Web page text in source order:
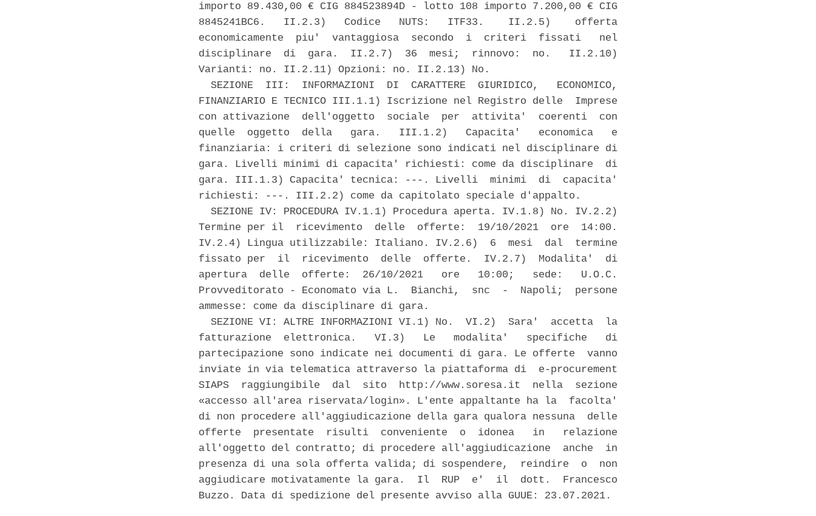
importo 89.430,00 € CIG 884523894D - lotto 108 importo 7.200,00 € CIG
8845241BC6.   II.2.3)   Codice   NUTS:   ITF33.    II.2.5)    offerta
economicamente  piu'  vantaggiosa  secondo  i  criteri  fissati   nel
disciplinare  di  gara.  II.2.7)  36  mesi;  rinnovo:  no.   II.2.10)
Varianti: no. II.2.11) Opzioni: no. II.2.13) No.
  SEZIONE  III:  INFORMAZIONI  DI  CARATTERE  GIURIDICO,   ECONOMICO,
FINANZIARIO E TECNICO III.1.1) Iscrizione nel Registro delle  Imprese
con attivazione  dell'oggetto  sociale  per  attivita'  coerenti  con
quelle  oggetto  della   gara.   III.1.2)   Capacita'   economica   e
finanziaria: i criteri di selezione sono indicati nel disciplinare di
gara. Livelli minimi di capacita' richiesti: come da disciplinare  di
gara. III.1.3) Capacita' tecnica: ---. Livelli  minimi  di  capacita'
richiesti: ---. III.2.2) come da capitolato speciale d'appalto.
  SEZIONE IV: PROCEDURA IV.1.1) Procedura aperta. IV.1.8) No. IV.2.2)
Termine per il  ricevimento  delle  offerte:  19/10/2021  ore  14:00.
IV.2.4) Lingua utilizzabile: Italiano. IV.2.6)  6  mesi  dal  termine
fissato per  il  ricevimento  delle  offerte.  IV.2.7)  Modalita'  di
apertura  delle  offerte:  26/10/2021   ore   10:00;   sede:   U.O.C.
Provveditorato - Economato via L.  Bianchi,  snc  -  Napoli;  persone
ammesse: come da disciplinare di gara.
  SEZIONE VI: ALTRE INFORMAZIONI VI.1) No.  VI.2)  Sara'  accetta  la
fatturazione  elettronica.   VI.3)   Le   modalita'   specifiche   di
partecipazione sono indicate nei documenti di gara. Le offerte  vanno
inviate in via telematica attraverso la piattaforma di  e-procurement
SIAPS  raggiungibile  dal  sito  http://www.soresa.it  nella  sezione
«accesso all'area riservata/login». L'ente appaltante ha la  facolta'
di non procedere all'aggiudicazione della gara qualora nessuna  delle
offerte  presentate  risulti  conveniente  o  idonea   in   relazione
all'oggetto del contratto; di procedere all'aggiudicazione  anche  in
presenza di una sola offerta valida; di sospendere,  reindire  o  non
aggiudicare motivatamente la gara.  Il  RUP  e'  il  dott.  Francesco
Buzzo. Data di spedizione del presente avviso alla GUUE: 23.07.2021.